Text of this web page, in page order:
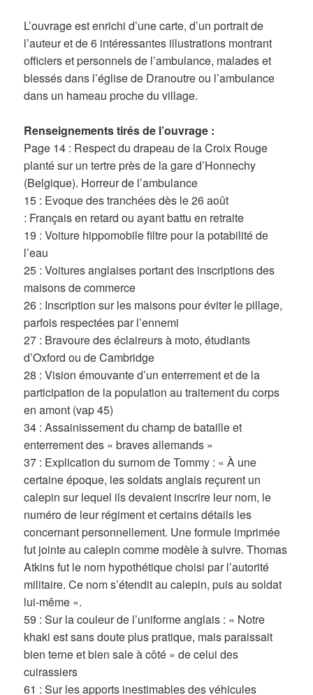
L’ouvrage est enrichi d’une carte, d’un portrait de
l’auteur et de 6 intéressantes illustrations montrant
officiers et personnels de l’ambulance, malades et
blessés dans l’église de Dranoutre ou l’ambulance
dans un hameau proche du village.
Renseignements tirés de l’ouvrage :
Page 14 : Respect du drapeau de la Croix Rouge
planté sur un tertre près de la gare d’Honnechy
(Belgique). Horreur de l’ambulance
15 : Evoque des tranchées dès le 26 août
: Français en retard ou ayant battu en retraite
19 : Voiture hippomobile filtre pour la potabilité de
l’eau
25 : Voitures anglaises portant des inscriptions des
maisons de commerce
26 : Inscription sur les maisons pour éviter le pillage,
parfois respectées par l’ennemi
27 : Bravoure des éclaireurs à moto, étudiants
d’Oxford ou de Cambridge
28 : Vision émouvante d’un enterrement et de la
participation de la population au traitement du corps
en amont (vap 45)
34 : Assainissement du champ de bataille et
enterrement des « braves allemands »
37 : Explication du surnom de Tommy : « À une
certaine époque, les soldats anglais reçurent un
calepin sur lequel ils devaient inscrire leur nom, le
numéro de leur régiment et certains détails les
concernant personnellement. Une formule imprimée
fut jointe au calepin comme modèle à suivre. Thomas
Atkins fut le nom hypothétique choisi par l’autorité
militaire. Ce nom s’étendit au calepin, puis au soldat
lui-même ».
59 : Sur la couleur de l’uniforme anglais : « Notre
khaki est sans doute plus pratique, mais paraissait
bien terne et bien sale à côté » de celui des
cuirassiers
61 : Sur les apports inestimables des véhicules